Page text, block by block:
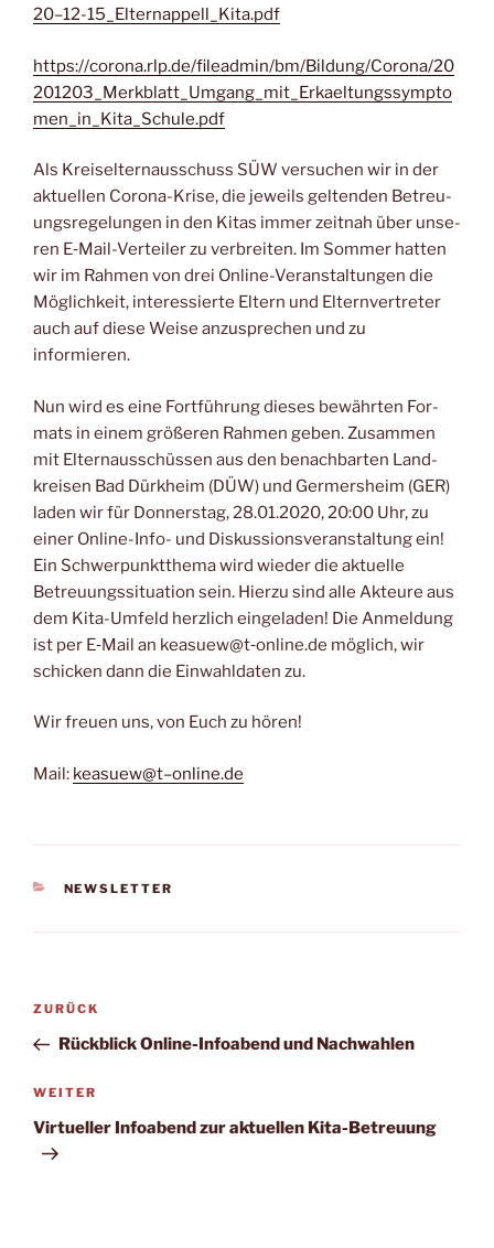
20–12-15_Elternappell_Kita.pdf
https://corona.rlp.de/fileadmin/bm/Bildung/Corona/20
201203_Merkblatt_Umgang_mit_Erkaeltungssympto
men_in_Kita_Schule.pdf
Als Kreis­eltern­aus­schuss SÜW ver­su­chen wir in der
aktu­el­len Coro­na-Kri­se, die jeweils gel­ten­den Betreu­
ungs­re­ge­lun­gen in den Kitas immer zeit­nah über unse­
ren E‑Mail-Ver­tei­ler zu ver­brei­ten. Im Som­mer hat­ten
wir im Rah­men von drei Online-Ver­an­stal­tun­gen die
Mög­lich­keit, inter­es­sier­te Eltern und Eltern­ver­tre­ter
auch auf die­se Wei­se anzu­spre­chen und zu
informieren.
Nun wird es eine Fort­füh­rung die­ses bewähr­ten For­
mats in einem grö­ße­ren Rah­men geben. Zusam­men
mit Eltern­aus­schüs­sen aus den benach­bar­ten Land­
krei­sen Bad Dürk­heim (DÜW) und Ger­mers­heim (GER)
laden wir für Don­ners­tag, 28.01.2020, 20:00 Uhr, zu
einer Online-Info- und Dis­kus­si­ons­ver­an­stal­tung ein!
Ein Schwer­punkt­the­ma wird wie­der die aktu­el­le
Betreu­ungs­si­tua­ti­on sein. Hier­zu sind alle Akteu­re aus
dem Kita-Umfeld herz­lich ein­ge­la­den! Die Anmel­dung
ist per E‑Mail an keasuew@t‑online.de mög­lich, wir
schi­cken dann die Ein­wahl­da­ten zu.
Wir freu­en uns, von Euch zu hören!
Mail: keasuew@t–online.de
KATEGORIEN
NEWSLETTER
Beitragsnavigation
Vorheriger
Beitrag
ZURÜCK
Rückblick Online-Infoabend und Nachwahlen
Nächster
Beitrag
WEITER
Virtueller Infoabend zur aktuellen Kita-Betreuung